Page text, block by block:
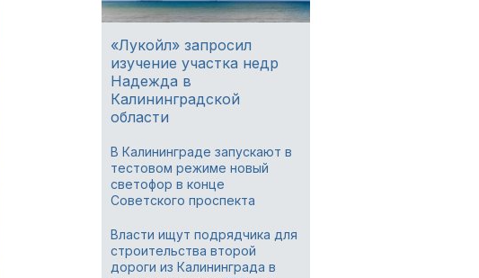
«Лукойл» запросил
изучение участка недр
Надежда в
Калининградской
области
В Калининграде запускают в
тестовом режиме новый
светофор в конце
Советского проспекта
Власти ищут подрядчика для
строительства второй
дороги из Калининграда в